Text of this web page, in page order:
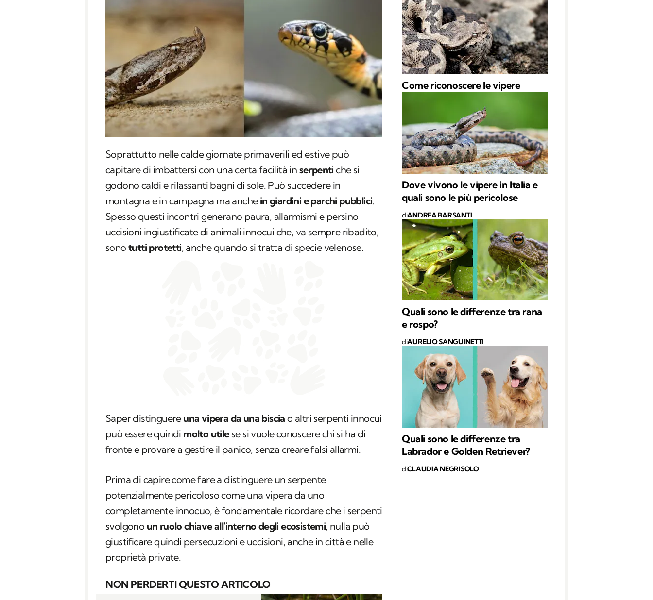
Soprattutto nelle calde giornate primaverili ed estive può
capitare di imbattersi con una certa facilità in serpenti che si
godono caldi e rilassanti bagni di sole. Può succedere in
montagna e in campagna ma anche in giardini e parchi pubblici.
Spesso questi incontri generano paura, allarmismi e persino
uccisioni ingiustificate di animali innocui che, va sempre ribadito,
sono tutti protetti, anche quando si tratta di specie velenose.
Saper distinguere una vipera da una biscia o altri serpenti innocui
può essere quindi molto utilese si vuole conoscere chi si ha di
fronte e provare a gestire il panico, senza creare falsi allarmi.
Prima di capire come fare a distinguere un serpente
potenzialmente pericoloso come una vipera da uno
completamente innocuo, è fondamentale ricordare che i serpenti
svolgono un ruolo chiave all'interno degli ecosistemi, nulla può
giustificare quindi persecuzioni e uccisioni, anche in città e nelle
proprietà private.
NON PERDERTI QUESTO ARTICOLO
Come riconoscere le vipere
Dove vivono le vipere in Italia e
quali sono le più pericolose
diANDREA BARSANTI
Quali sono le differenze tra rana
e rospo?
diAURELIO SANGUINETTI
Quali sono le differenze tra
Labrador e Golden Retriever?
diCLAUDIA NEGRISOLO